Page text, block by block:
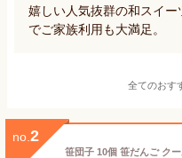
嬉しい人気抜群の和スイ
でご家族利用も大満足。
全てのおす
no. 2